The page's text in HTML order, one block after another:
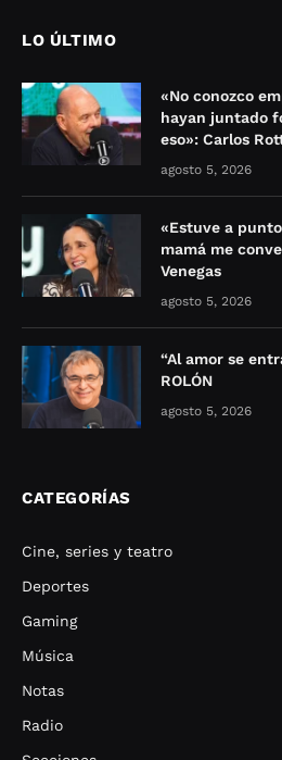
LO ÚLTIMO
«No conozco
hayan juntado
eso»: Carlos
agosto 5, 2026
«Estuve a
mamá me
Venegas
agosto 5, 2026
“Al amor se
ROLÓN
agosto 5, 2026
CATEGORÍAS
Cine, series y teatro
Deportes
Gaming
Música
Notas
Radio